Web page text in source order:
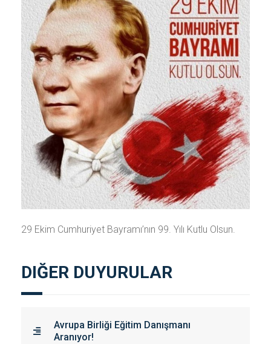
29 Ekim Cumhuriyet Bayramı’nın 99. Yılı Kutlu Olsun.
DIĞER DUYURULAR
Avrupa Birliği Eğitim Danışmanı
Aranıyor!